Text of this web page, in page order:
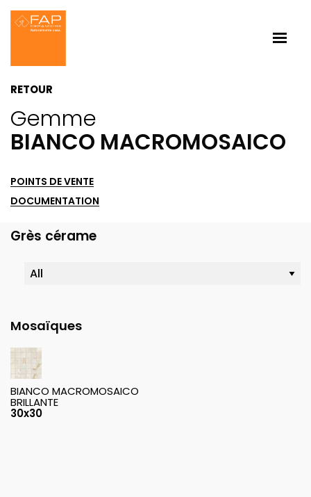
RETOUR
Gemme
BIANCO MACROMOSAICO
POINTS DE VENTE
DOCUMENTATION
Grès cérame
Mosaïques
BIANCO MACROMOSAICO
BRILLANTE
30x30